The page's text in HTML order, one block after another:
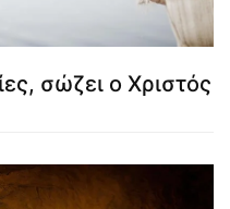
σώζει ο Χριστός